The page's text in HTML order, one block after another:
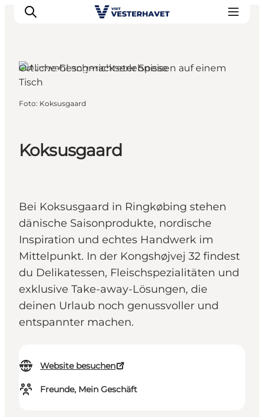
Events
Essen & Übernachtung
Koksusgaard
Bei Koksusgaard in Ringkøbing stehen
dänische Saisonprodukte, nordische
Inspiration und echtes Handwerk im
Mittelpunkt. In der Kongshøjvej 32 findest
du Delikatessen, Fleischspezialitäten und
exklusive Take-away-Lösungen, die
deinen Urlaub noch genussvoller und
entspannter machen.
Website besuchen
Freunde, Mein Geschäft
Ringkøbing, Westjütland
Örtliche Geschmackserlebnisse
Foto: Koksusgaard